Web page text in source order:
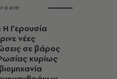
Γερουσία
νέες
σε βάρος
κυρίως